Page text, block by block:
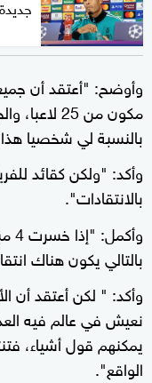
وأوضح: "أعتقد أن
مكون من
بالنسبة لي شخصيا
وأكد: "ولكن كقائد
بالانتقادات".
بالتالي يكون هناك
وأكد: " لكن أعتقد أن
نعيش في عالم فيه
يمكنهم قول أشياء،
الواقع".